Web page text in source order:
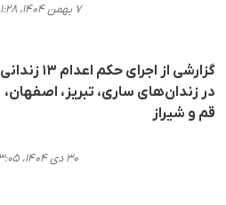
۷ بهمن ۱۴۰۴، ۰۱:۲۸
گزارشی از اجرای حکم اعدام ۱۳ زندانی
در زندان‌های ساری، تبریز، اصفهان،
قم و شیراز
۳۰ دی ۱۴۰۴، ۱۳:۰۵